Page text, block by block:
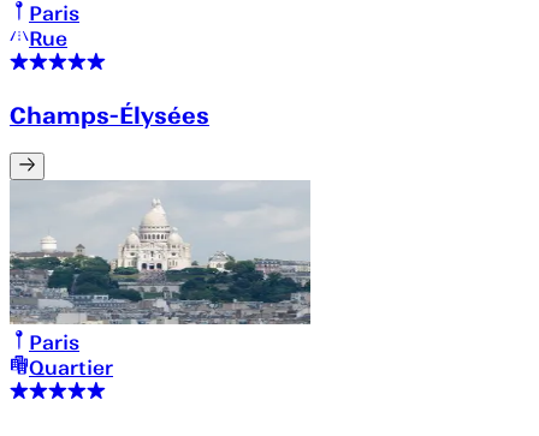
Paris
Rue
Champs-Élysées
Paris
Quartier